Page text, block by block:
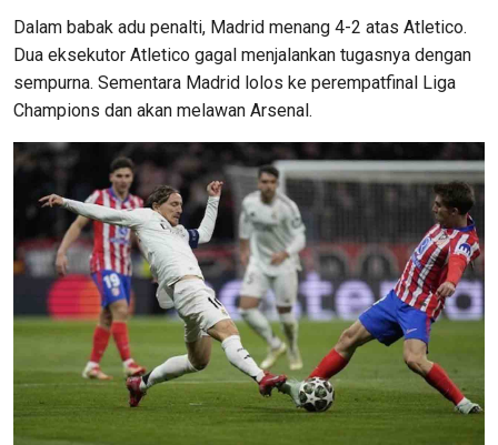
Dalam babak adu penalti, Madrid menang 4-2 atas Atletico.
Dua eksekutor Atletico gagal menjalankan tugasnya dengan
sempurna. Sementara Madrid lolos ke perempatfinal Liga
Champions dan akan melawan Arsenal.